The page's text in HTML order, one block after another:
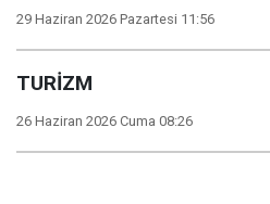
29 Haziran 2026 Pazartesi 11:56
TURİZM
26 Haziran 2026 Cuma 08:26